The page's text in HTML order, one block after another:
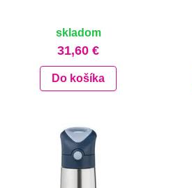
skladom
31,60 €
Do košíka